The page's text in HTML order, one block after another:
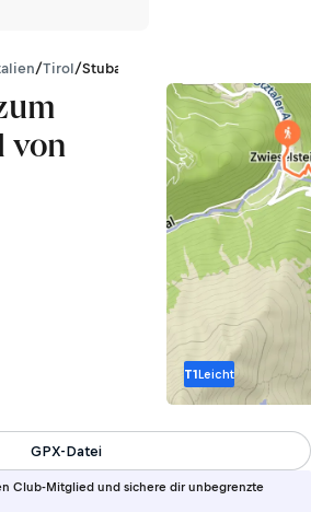
/Tirol/Stubaier Alpen
von
T1Leicht
Club-Mitglied und sichere dir unbegrenzte
GPX-Datei